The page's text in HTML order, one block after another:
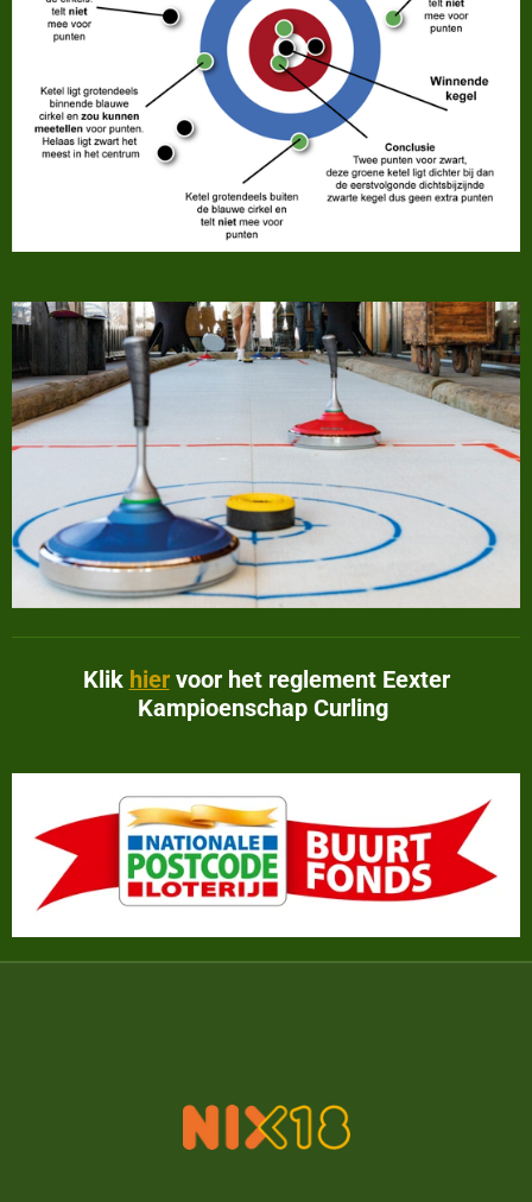
Klik hiervoor het reglement Eexter
Kampioenschap Curling